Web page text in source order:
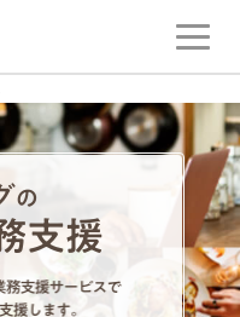
食べログの集客
食べログの集